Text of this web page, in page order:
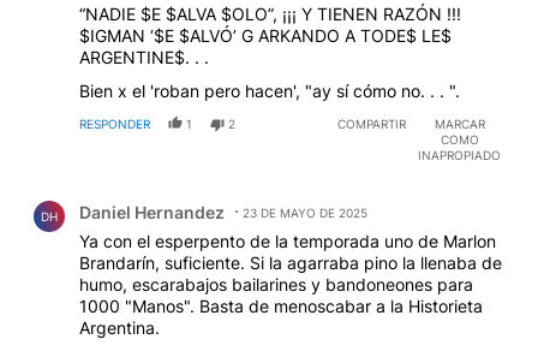
“NADIE $E $ALVA $OLO”, ¡¡¡ Y TIENEN RAZÓN !!!
$IGMAN ‘$E $ALVÓ’ G ARKANDO A TODE$ LE$
ARGENTINE$. . .
Bien x el 'roban pero hacen', "ay sí cómo no. . . ".
RESPONDER 1 2 COMPARTIR
MARCAR
COMO
INAPROPIADO
DH Daniel Hernandez 23 DE MAYO DE 2025
Ya con el esperpento de la temporada uno de Marlon
Brandarín, suficiente. Si la agarraba pino la llenaba de
humo, escarabajos bailarines y bandoneones para
1000 "Manos". Basta de menoscabar a la Historieta
Argentina.